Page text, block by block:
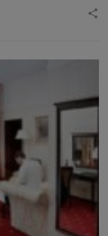
share